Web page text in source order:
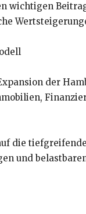
wichtigen
der
die
und